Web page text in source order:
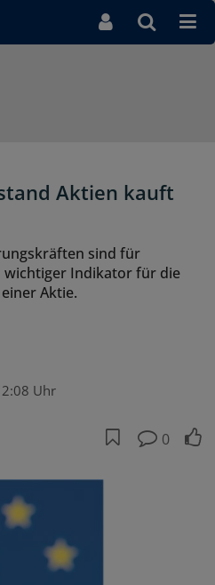
Aktien kauft
sind für
wichtiger Indikator für die
Aktie.
Uhr
0